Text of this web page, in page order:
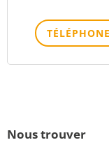
TÉLÉPHONE
Nous trouver